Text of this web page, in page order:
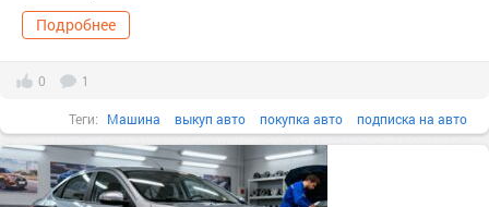
Подробнее
0 1
Теги: Машина выкуп авто покупка авто подписка на авто
владение автомобилем